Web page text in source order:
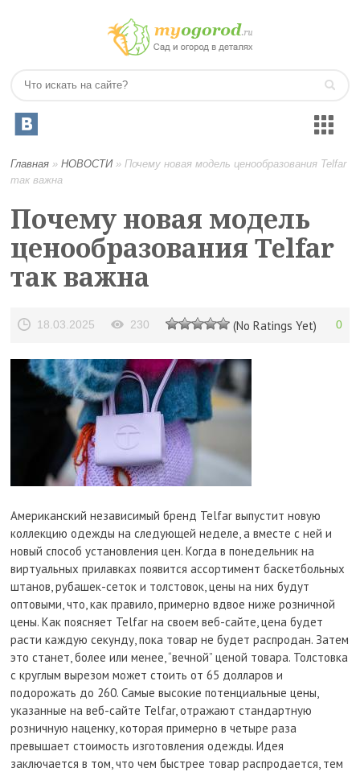
Главная »НОВОСТИ»Почему новая модель ценообразования Telfar
так важна
Почему новая модель
ценообразования Telfar
так важна
18.03.2025 230 (No Ratings Yet) 0
Американский независимый бренд Telfar выпустит новую
коллекцию одежды на следующей неделе, а вместе с ней и
новый способ установления цен. Когда в понедельник на
виртуальных прилавках появится ассортимент баскетбольных
штанов, рубашек-сеток и толстовок, цены на них будут
оптовыми, что, как правило, примерно вдвое ниже розничной
цены. Как поясняет Telfar на своем веб-сайте, цена будет
расти каждую секунду, пока товар не будет распродан. Затем
это станет, более или менее, “вечной” ценой товара. Толстовка
с круглым вырезом может стоить от 65 долларов и
подорожать до 260. Самые высокие потенциальные цены,
указанные на веб-сайте Telfar, отражают стандартную
розничную наценку, которая примерно в четыре раза
превышает стоимость изготовления одежды. Идея
заключается в том, что чем быстрее товар распродается, тем